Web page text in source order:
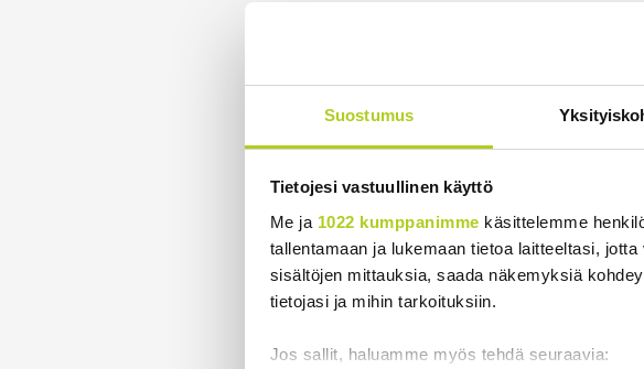
Suostumus
Tietojesi vastuullinen käyttö
Me ja 1022 kumppanimme käsittelemme
tallentamaan ja lukemaan tietoa laitteeltasi,
sisältöjen mittauksia, saada näkemyksiä
tietojasi ja mihin tarkoituksiin.
Jos sallit, haluamme myös tehdä seuraavia: